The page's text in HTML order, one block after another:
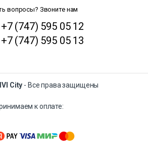
вопросы? Звоните нам
+7 (747) 595 05 12
+7 (747) 595 05 13
IVI City - Все права защищены
к оплате: